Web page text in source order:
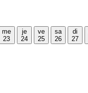
me
23
je
24
ve
25
sa
26
di
27